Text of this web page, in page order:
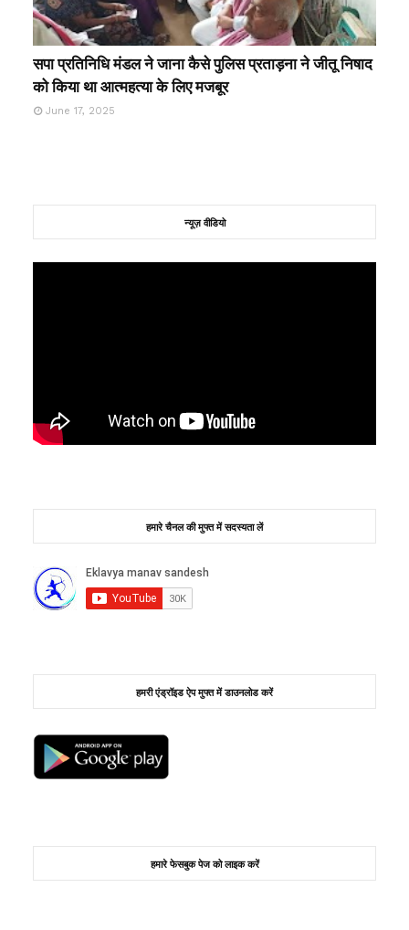
सपा प्रतिनिधि मंडल ने जाना कैसे पुलिस प्रताड़ना ने जीतू निषाद
को किया था आत्महत्या के लिए मजबूर
June 17, 2025
न्यूज़ वीडियो
हमारे चैनल की मुफ्त में सदस्यता लें
हमरी एंड्रॉइड ऐप मुफ्त में डाउनलोड करें
हमारे फेसबुक पेज को लाइक करें